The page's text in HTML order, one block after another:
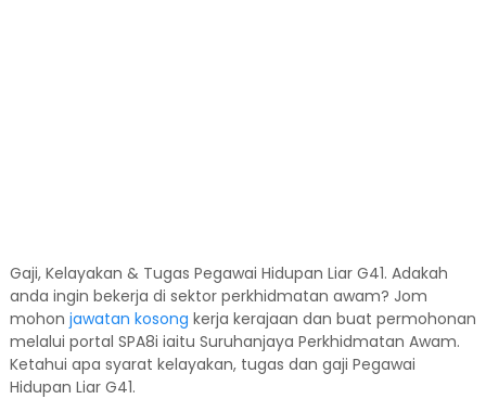
Gaji, Kelayakan & Tugas Pegawai Hidupan Liar G41. Adakah
anda ingin bekerja di sektor perkhidmatan awam? Jom
mohon jawatan kosong kerja kerajaan dan buat permohonan
melalui portal SPA8i iaitu Suruhanjaya Perkhidmatan Awam.
Ketahui apa syarat kelayakan, tugas dan gaji Pegawai
Hidupan Liar G41.